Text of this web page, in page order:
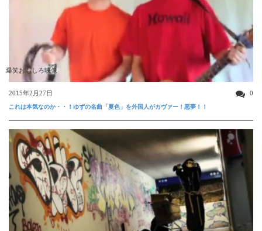
爆笑おもしろ映像
2015年2月27日 0
これは本気なのか・・！ゆずの名曲「夏色」を外国人がカヴァー！悪夢！！